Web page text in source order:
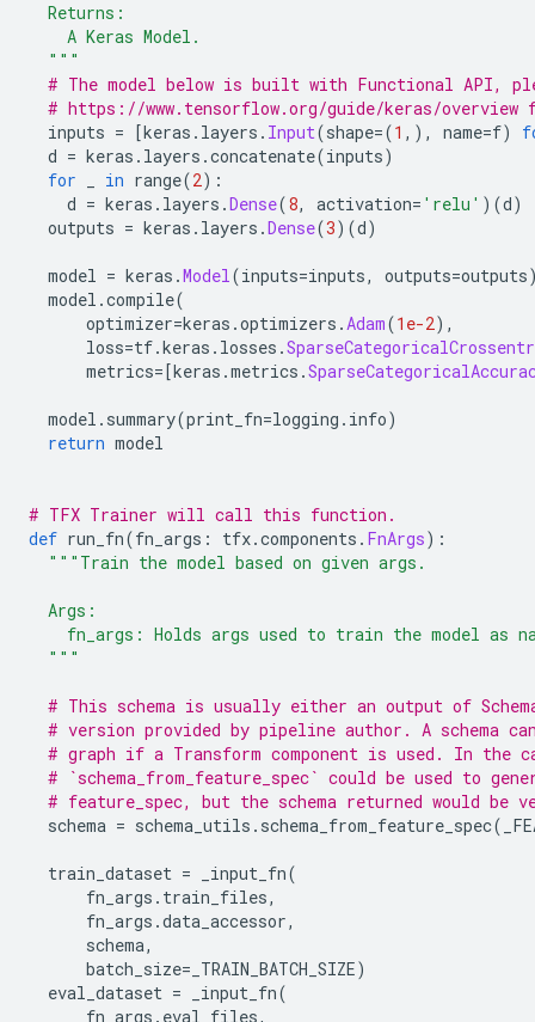
Returns:
A Keras Model.
"""
# The model below is built with Functional API,
# https://www.tensorflow.org/guide/keras/
inputs = [keras . layers . Input(shape=(1 ,), name=f)
d = keras . layers .concatenate(inputs)
for
in range(2):
d = keras . layers .Dense(8, activation= 'relu' )(d)
outputs = keras . layers .Dense(3)(d)
model = keras .Model(inputs=inputs, outputs=outputs
model .compile(
optimizer=keras .optimizers .Adam(1e-2),
loss=tf.keras . losses .
metrics=[keras .metrics .
model . summary(print_fn=logging . info)
return model
# TFX Trainer will call this function.
def run_fn(fn_args : tfx.components . FnArgs):
"""Train the model based on given args.
Args:
fn_args: Holds args used to train the model as
"""
# This schema is usually either an output of
# version provided by pipeline author. A schema
# graph if a Transform component is used. In the
# `schema_from_feature_spec` could be used to
# feature_spec, but the schema returned would be
schema = schema_utils . schema_from_feature_spec(
train_dataset = _input_fn(
fn_args . train_files,
fn_args .data_accessor,
schema,
batch_size= _TRAIN_BATCH_SIZE)
eval_dataset = _input_fn(
fn_args . eval_files,